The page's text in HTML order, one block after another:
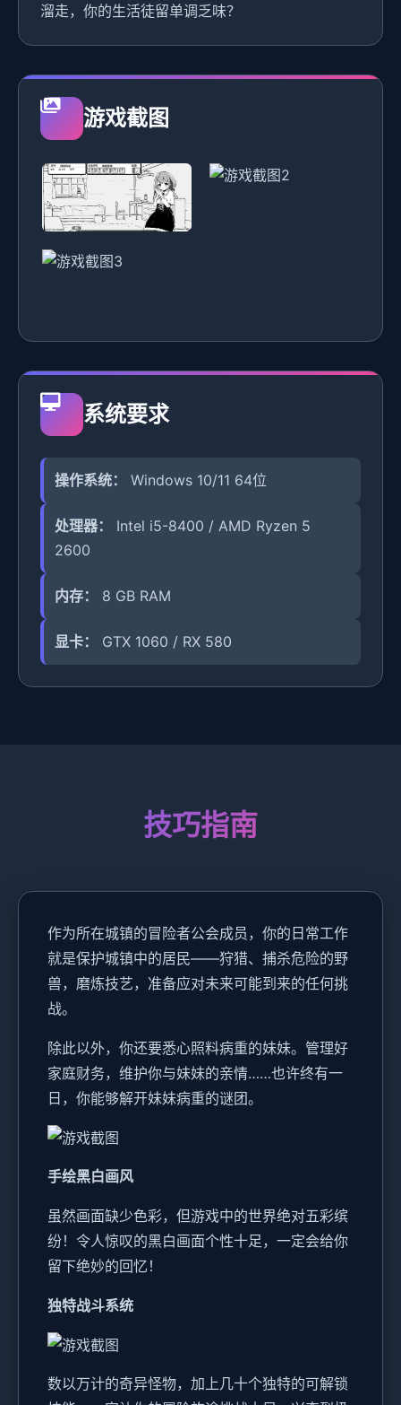
溜走，你的生活徒留单调乏味？
游戏截图
系统要求
操作系统： Windows 10/11 64位
处理器：
Intel i5-8400 / AMD Ryzen 5
2600
内存： 8 GB RAM
显卡： GTX 1060 / RX 580
技巧指南
作为所在城镇的冒险者公会成员，你的日常工作
就是保护城镇中的居民——狩猎、捕杀危险的野
兽，磨炼技艺，准备应对未来可能到来的任何挑
战。
除此以外，你还要悉心照料病重的妹妹。管理好
家庭财务，维护你与妹妹的亲情……也许终有一
日，你能够解开妹妹病重的谜团。
手绘黑白画风
虽然画面缺少色彩，但游戏中的世界绝对五彩缤
纷！令人惊叹的黑白画面个性十足，一定会给你
留下绝妙的回忆！
独特战斗系统
数以万计的奇异怪物，加上几十个独特的可解锁